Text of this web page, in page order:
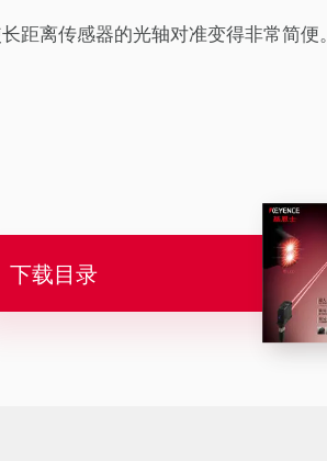
距离传感器的光轴对准变得非常简便。
下载目录